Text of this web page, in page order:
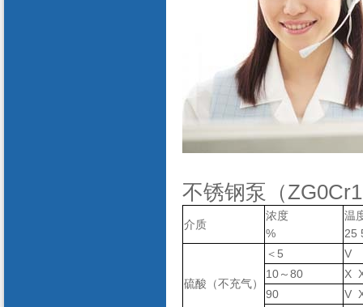
不锈钢泵（
介质
浓度
%
温
25
硫酸（不充气）
＜5
V
10～80
X
90
V